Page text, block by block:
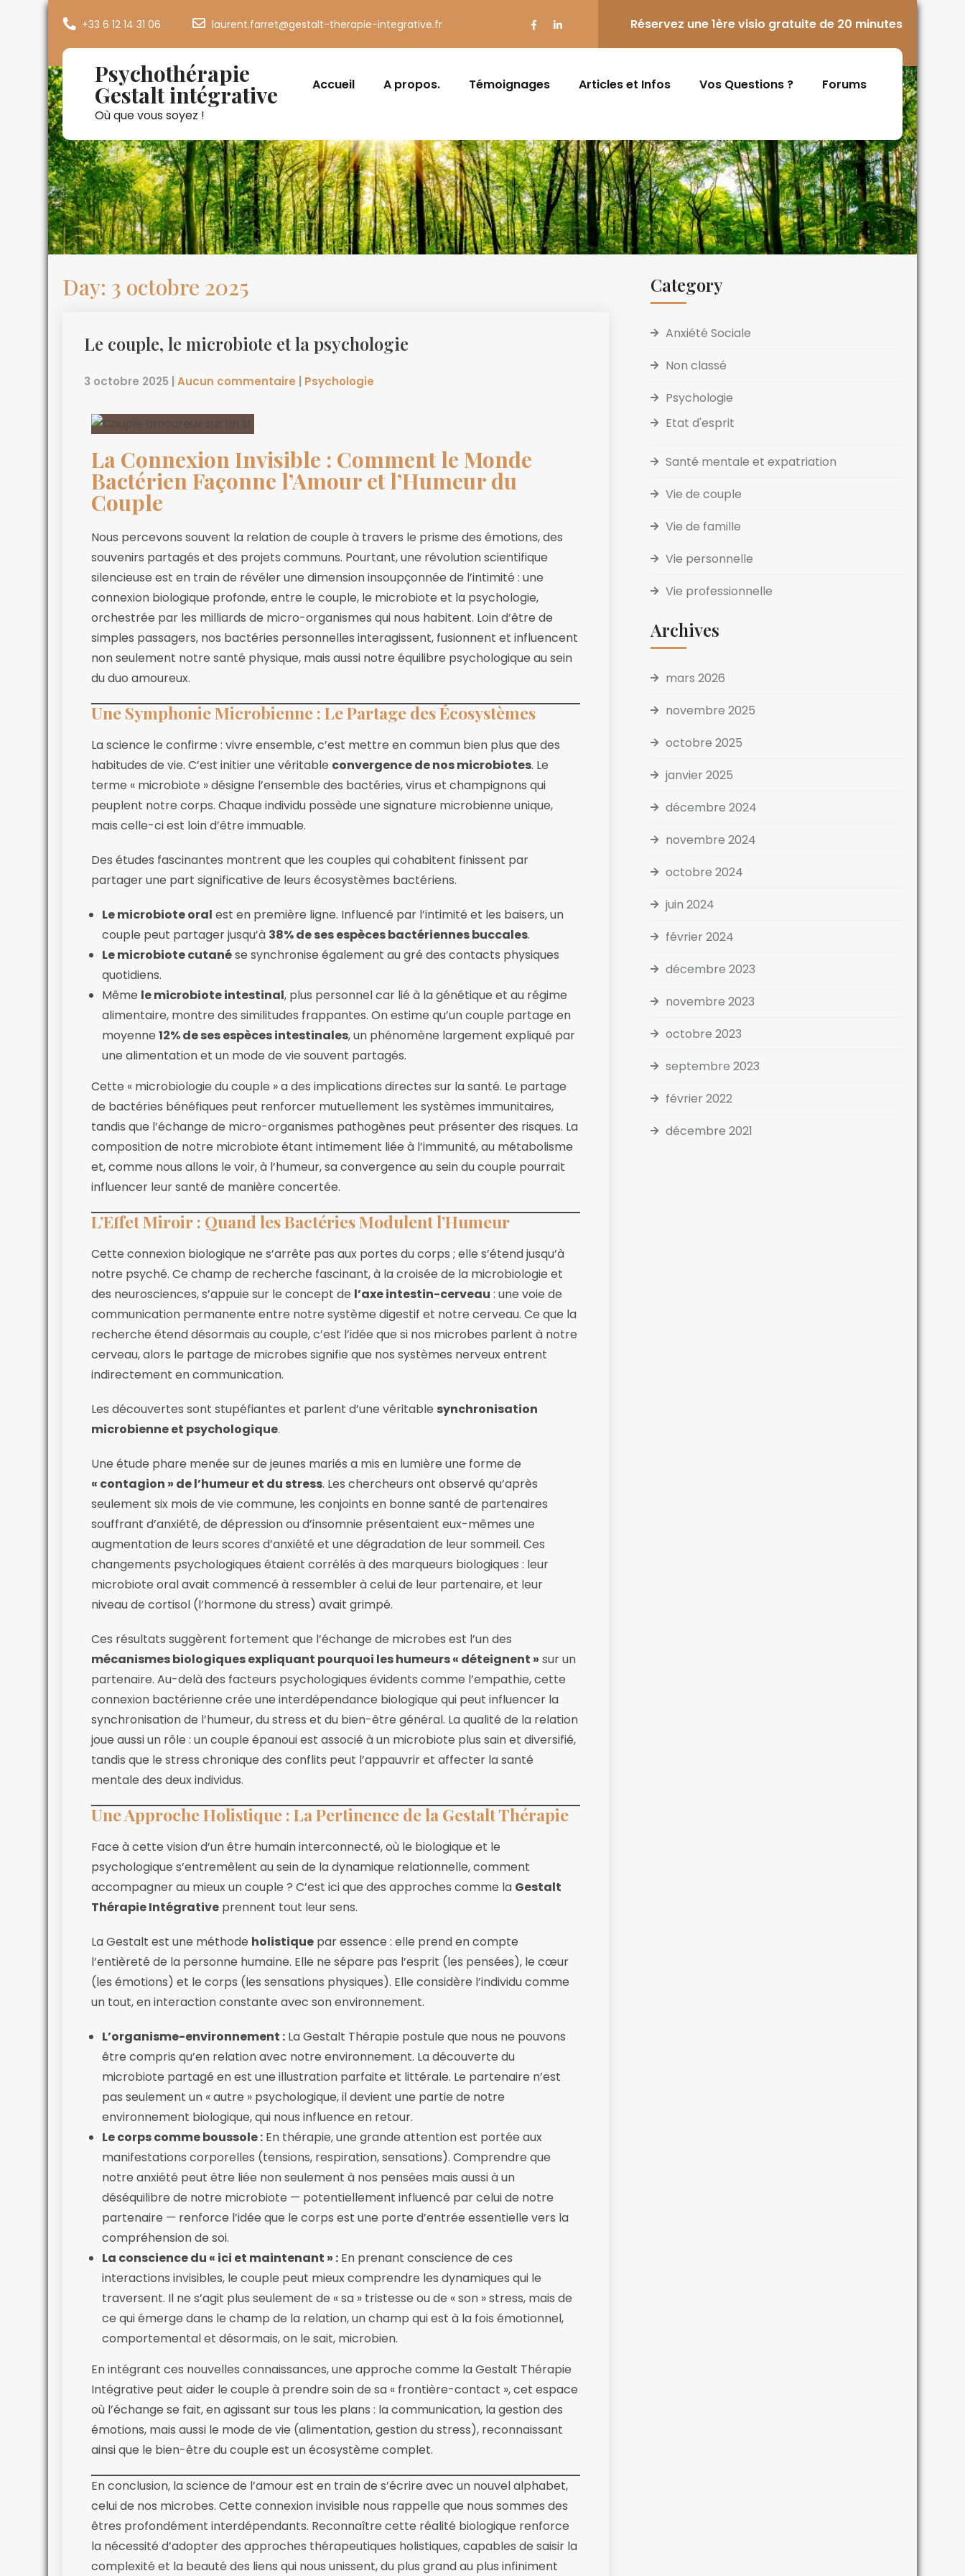
+33 6 12 14 31 06 laurent.farret@gestalt-therapie-integrative.fr Réservez une 1ère visio gratuite de 20 minutes
Psychothérapie
Gestalt intégrative
Où que vous soyez !
Accueil A propos. Témoignages Articles et Infos Vos Questions ? Forums
Day: 3 octobre 2025
Le couple, le microbiote et la psychologie
3 octobre 2025 Aucun commentaire Psychologie
La Connexion Invisible : Comment le Monde
Bactérien Façonne l’Amour et l’Humeur du
Couple
Nous percevons souvent la relation de couple à travers le prisme des émotions, des
souvenirs partagés et des projets communs. Pourtant, une révolution scientifique
silencieuse est en train de révéler une dimension insoupçonnée de l’intimité : une
connexion biologique profonde, entre le couple, le microbiote et la psychologie,
orchestrée par les milliards de micro-organismes qui nous habitent. Loin d’être de
simples passagers, nos bactéries personnelles interagissent, fusionnent et influencent
non seulement notre santé physique, mais aussi notre équilibre psychologique au sein
du duo amoureux.
Une Symphonie Microbienne : Le Partage des Écosystèmes
La science le confirme : vivre ensemble, c’est mettre en commun bien plus que des
habitudes de vie. C’est initier une véritable convergence de nos microbiotes. Le
terme « microbiote » désigne l’ensemble des bactéries, virus et champignons qui
peuplent notre corps. Chaque individu possède une signature microbienne unique,
mais celle-ci est loin d’être immuable.
Des études fascinantes montrent que les couples qui cohabitent finissent par
partager une part significative de leurs écosystèmes bactériens.
Le microbiote oral est en première ligne. Influencé par l’intimité et les baisers, un
couple peut partager jusqu’à 38% de ses espèces bactériennes buccales.
Le microbiote cutanése synchronise également au gré des contacts physiques
quotidiens.
Même le microbiote intestinal, plus personnel car lié à la génétique et au régime
alimentaire, montre des similitudes frappantes. On estime qu’un couple partage en
moyenne 12% de ses espèces intestinales, un phénomène largement expliqué par
une alimentation et un mode de vie souvent partagés.
Cette « microbiologie du couple » a des implications directes sur la santé. Le partage
de bactéries bénéfiques peut renforcer mutuellement les systèmes immunitaires,
tandis que l’échange de micro-organismes pathogènes peut présenter des risques. La
composition de notre microbiote étant intimement liée à l’immunité, au métabolisme
et, comme nous allons le voir, à l’humeur, sa convergence au sein du couple pourrait
influencer leur santé de manière concertée.
L’Effet Miroir : Quand les Bactéries Modulent l’Humeur
Cette connexion biologique ne s’arrête pas aux portes du corps ; elle s’étend jusqu’à
notre psyché. Ce champ de recherche fascinant, à la croisée de la microbiologie et
des neurosciences, s’appuie sur le concept de l’axe intestin-cerveau : une voie de
communication permanente entre notre système digestif et notre cerveau. Ce que la
recherche étend désormais au couple, c’est l’idée que si nos microbes parlent à notre
cerveau, alors le partage de microbes signifie que nos systèmes nerveux entrent
indirectement en communication.
Les découvertes sont stupéfiantes et parlent d’une véritable synchronisation
microbienne et psychologique.
Une étude phare menée sur de jeunes mariés a mis en lumière une forme de
« contagion » de l’humeur et du stress. Les chercheurs ont observé qu’après
seulement six mois de vie commune, les conjoints en bonne santé de partenaires
souffrant d’anxiété, de dépression ou d’insomnie présentaient eux-mêmes une
augmentation de leurs scores d’anxiété et une dégradation de leur sommeil. Ces
changements psychologiques étaient corrélés à des marqueurs biologiques : leur
microbiote oral avait commencé à ressembler à celui de leur partenaire, et leur
niveau de cortisol (l’hormone du stress) avait grimpé.
Ces résultats suggèrent fortement que l’échange de microbes est l’un des
mécanismes biologiques expliquant pourquoi les humeurs « déteignent » sur un
partenaire. Au-delà des facteurs psychologiques évidents comme l’empathie, cette
connexion bactérienne crée une interdépendance biologique qui peut influencer la
synchronisation de l’humeur, du stress et du bien-être général. La qualité de la relation
joue aussi un rôle : un couple épanoui est associé à un microbiote plus sain et diversifié,
tandis que le stress chronique des conflits peut l’appauvrir et affecter la santé
mentale des deux individus.
Une Approche Holistique : La Pertinence de la Gestalt Thérapie
Face à cette vision d’un être humain interconnecté, où le biologique et le
psychologique s’entremêlent au sein de la dynamique relationnelle, comment
accompagner au mieux un couple ? C’est ici que des approches comme la Gestalt
Thérapie Intégrative prennent tout leur sens.
La Gestalt est une méthode holistique par essence : elle prend en compte
l’entièreté de la personne humaine. Elle ne sépare pas l’esprit (les pensées), le cœur
(les émotions) et le corps (les sensations physiques). Elle considère l’individu comme
un tout, en interaction constante avec son environnement.
L’organisme-environnement : La Gestalt Thérapie postule que nous ne pouvons
être compris qu’en relation avec notre environnement. La découverte du
microbiote partagé en est une illustration parfaite et littérale. Le partenaire n’est
pas seulement un « autre » psychologique, il devient une partie de notre
environnement biologique, qui nous influence en retour.
Le corps comme boussole : En thérapie, une grande attention est portée aux
manifestations corporelles (tensions, respiration, sensations). Comprendre que
notre anxiété peut être liée non seulement à nos pensées mais aussi à un
déséquilibre de notre microbiote — potentiellement influencé par celui de notre
partenaire — renforce l’idée que le corps est une porte d’entrée essentielle vers la
compréhension de soi.
La conscience du « ici et maintenant » : En prenant conscience de ces
interactions invisibles, le couple peut mieux comprendre les dynamiques qui le
traversent. Il ne s’agit plus seulement de « sa » tristesse ou de « son » stress, mais de
ce qui émerge dans le champ de la relation, un champ qui est à la fois émotionnel,
comportemental et désormais, on le sait, microbien.
En intégrant ces nouvelles connaissances, une approche comme la Gestalt Thérapie
Intégrative peut aider le couple à prendre soin de sa « frontière-contact », cet espace
où l’échange se fait, en agissant sur tous les plans : la communication, la gestion des
émotions, mais aussi le mode de vie (alimentation, gestion du stress), reconnaissant
ainsi que le bien-être du couple est un écosystème complet.
En conclusion, la science de l’amour est en train de s’écrire avec un nouvel alphabet,
celui de nos microbes. Cette connexion invisible nous rappelle que nous sommes des
êtres profondément interdépendants. Reconnaître cette réalité biologique renforce
la nécessité d’adopter des approches thérapeutiques holistiques, capables de saisir la
complexité et la beauté des liens qui nous unissent, du plus grand au plus infiniment
Category
Anxiété Sociale
Non classé
Psychologie
Etat d'esprit
Santé mentale et expatriation
Vie de couple
Vie de famille
Vie personnelle
Vie professionnelle
Archives
mars 2026
novembre 2025
octobre 2025
janvier 2025
décembre 2024
novembre 2024
octobre 2024
juin 2024
février 2024
décembre 2023
novembre 2023
octobre 2023
septembre 2023
février 2022
décembre 2021